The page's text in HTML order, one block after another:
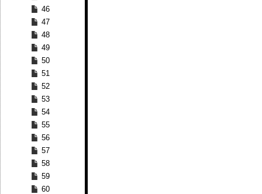
46
47
48
49
50
51
52
53
54
55
56
57
58
59
60